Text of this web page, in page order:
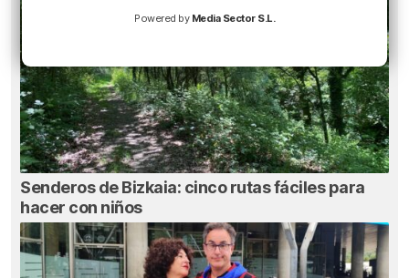
Senderos de Bizkaia: cinco rutas fáciles para
hacer con niños
Powered by Media Sector S.L.